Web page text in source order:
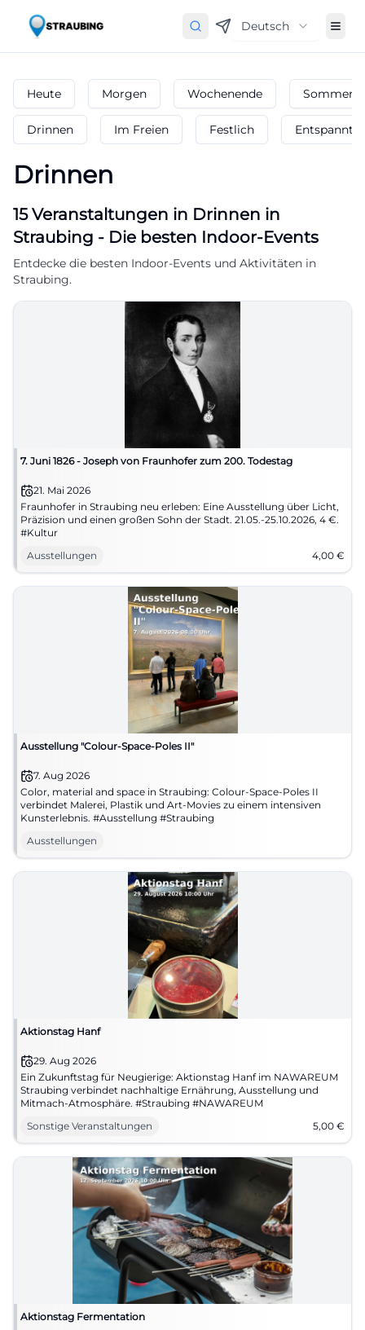
Deutsch
Heute Morgen Wochenende
Drinnen Im Freien Festlich Entspannt
Drinnen
15 Veranstaltungen in Drinnen in
Straubing - Die besten Indoor-Events
Entdecke die besten Indoor-Events und Aktivitäten in
Straubing.
7. Juni 1826 - Joseph von Fraunhofer zum 200. Todestag
21. Mai 2026
Fraunhofer in Straubing neu erleben: Eine Ausstellung über Licht,
Präzision und einen großen Sohn der Stadt. 21.05.-25.10.2026, 4 €.
#Kultur
Ausstellungen
4,00 €
Ausstellung "Colour-Space-Poles II"
7. Aug 2026
Color, material and space in Straubing: Colour-Space-Poles II
verbindet Malerei, Plastik und Art-Movies zu einem intensiven
Kunsterlebnis. #Ausstellung #Straubing
Ausstellungen
Aktionstag Hanf
29. Aug 2026
Ein Zukunftstag für Neugierige: Aktionstag Hanf im NAWAREUM
Straubing verbindet nachhaltige Ernährung, Ausstellung und
Mitmach-Atmosphäre. #Straubing #NAWAREUM
Sonstige Veranstaltungen
5,00 €
Aktionstag Fermentation